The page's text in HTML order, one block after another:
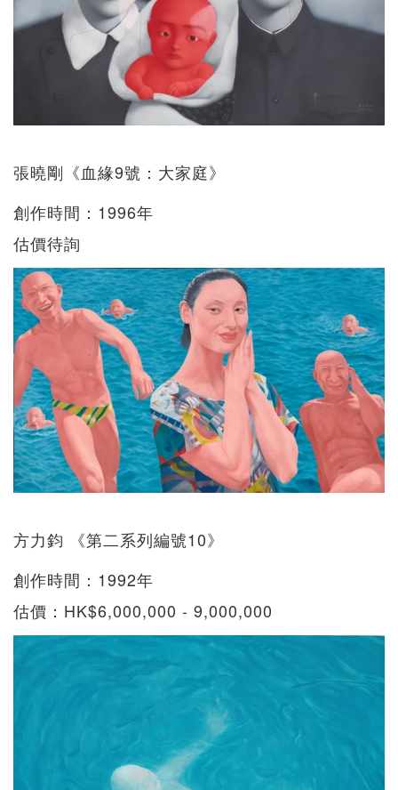
張曉剛《血緣9號：大家庭》
創作時間：1996年
估價待詢
方力鈞 《第二系列編號10》
創作時間：1992年
估價：HK$6,000,000 - 9,000,000